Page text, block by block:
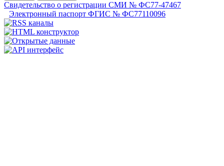
Свидетельство о регистрации СМИ № ФС77-47467
Электронный паспорт ФГИС № ФС77110096